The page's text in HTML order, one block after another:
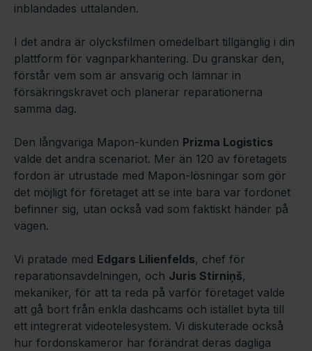
inblandades uttalanden.
I det andra är olycksfilmen omedelbart tillgänglig i din
plattform för vagnparkhantering. Du granskar den,
förstår vem som är ansvarig och lämnar in
försäkringskravet och planerar reparationerna
samma dag.
Den långvariga Mapon-kunden Prizma Logistics
valde det andra scenariot. Mer än 120 av företagets
fordon är utrustade med Mapon-lösningar som gör
det möjligt för företaget att se inte bara var fordonet
befinner sig, utan också vad som faktiskt händer på
vägen.
Vi pratade med Edgars Lilienfelds, chef för
reparationsavdelningen, och Juris Stirniņš,
mekaniker, för att ta reda på varför företaget valde
att gå bort från enkla dashcams och istället byta till
ett integrerat videotelesystem. Vi diskuterade också
hur fordonskameror har förändrat deras dagliga